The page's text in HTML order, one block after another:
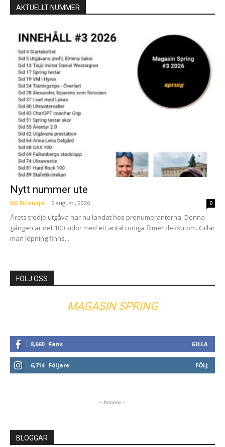
AKTUELLT NUMMER
Nytt nummer ute
BG Nilensjö - 6 augusti, 2026 0
Årets tredje utgåva har nu landat hos prenumeranterna. Denna
gången är det 100 sidor med ett antal rörliga filmer dessutom. Gillar
man löpning finns...
FÖLJ OSS
MAGASIN SPRING
8,660 Fans GILLA
6,714 Följare FÖLJ
- Annons -
BLOGGAR